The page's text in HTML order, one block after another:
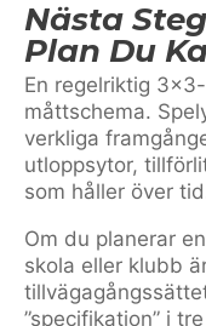
Nästa
Plan Du
En regelriktig
måttschema.
verkliga
utloppsytor,
som håller över
Om du planerar
skola eller klubb
”specifikation” i